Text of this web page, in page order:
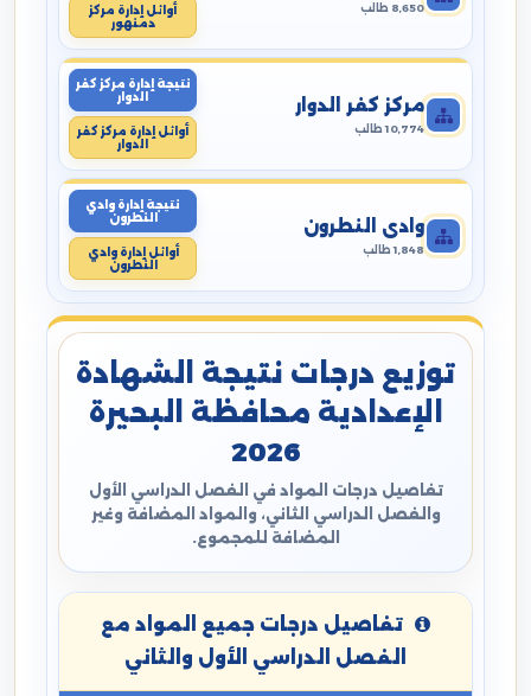
8,650 طالب
أوائل إدارة مركز
دمنهور
مركز كفر الدوار
10,774 طالب
نتيجة إدارة مركز كفر
الدوار
أوائل إدارة مركز كفر
الدوار
وادي النطرون
1,848 طالب
نتيجة إدارة وادي
النطرون
أوائل إدارة وادي
النطرون
توزيع درجات نتيجة الشهادة
الإعدادية محافظة البحيرة
2026
تفاصيل درجات المواد في الفصل الدراسي الأول
والفصل الدراسي الثاني، والمواد المضافة وغير
المضافة للمجموع.
تفاصيل درجات جميع المواد مع
الفصل الدراسي الأول والثاني